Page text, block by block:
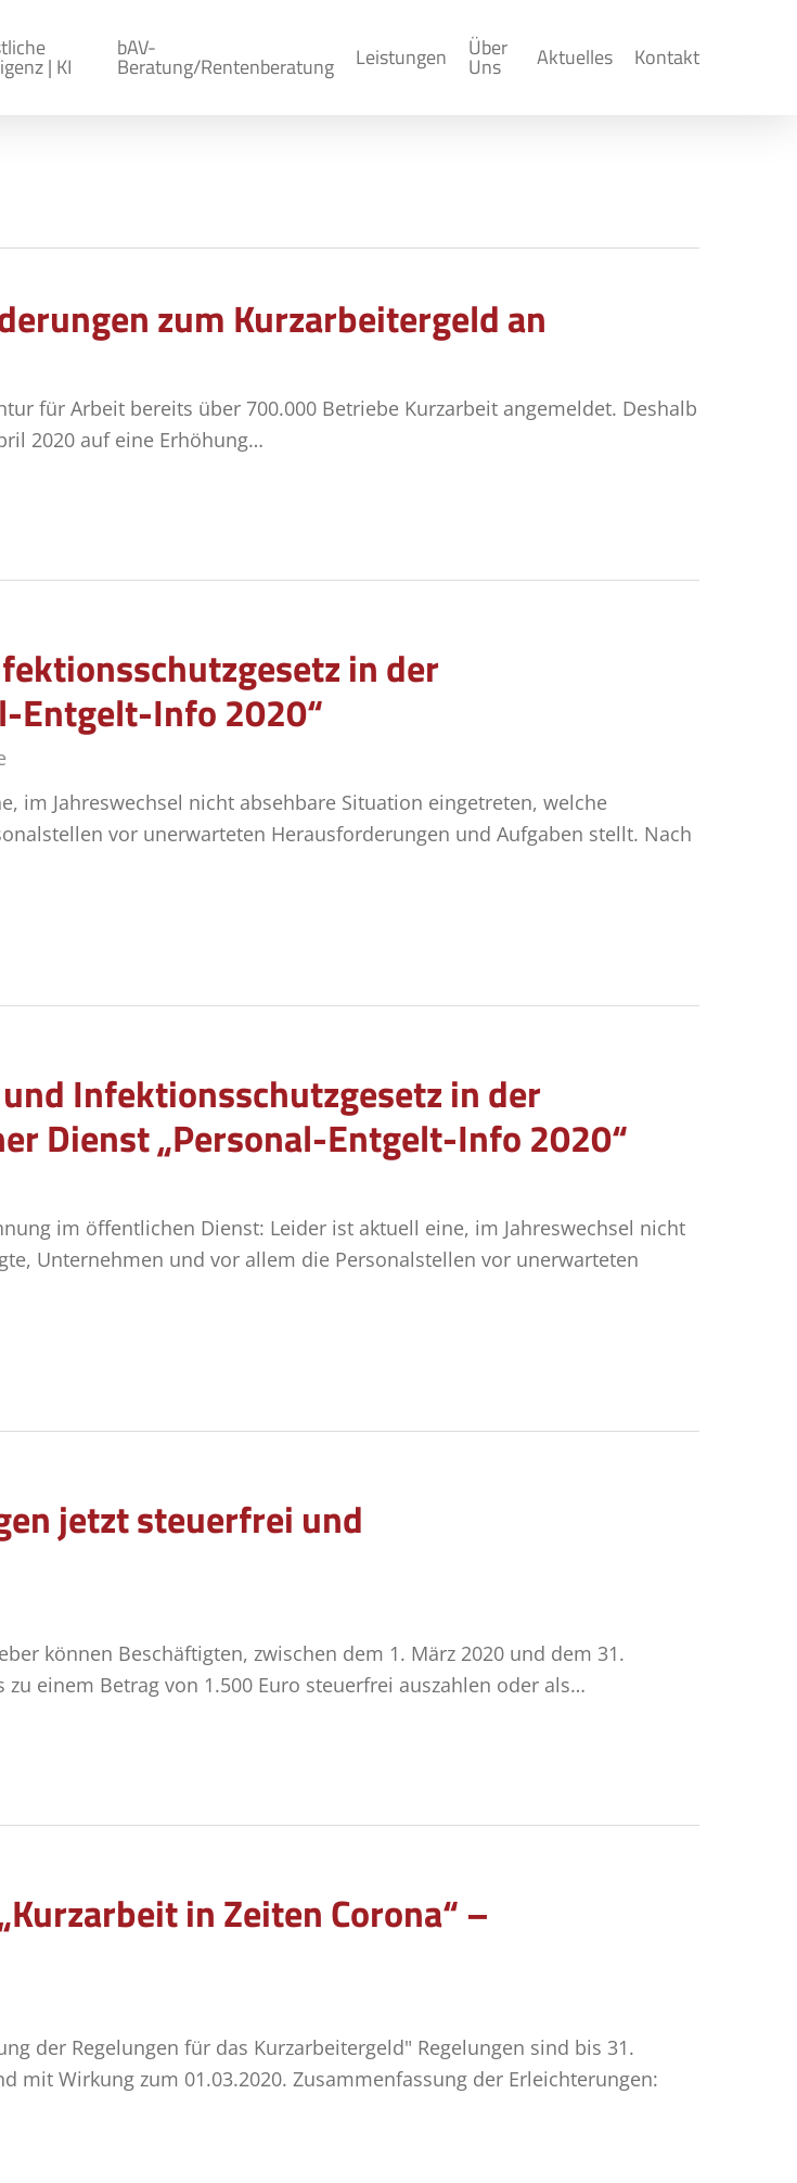
| KI
bAV-
Beratung/Rentenberatung Leistungen Über
Uns Aktuelles Kontakt
zum Kurzarbeitergeld an
für Arbeit bereits über 700.000 Betriebe Kurzarbeit angemeldet. Deshalb
2020 auf eine Erhöhung…
in der
Entgelt-Info 2020“
im Jahreswechsel nicht absehbare Situation eingetreten, welche
vor unerwarteten Herausforderungen und Aufgaben stellt. Nach
Infektionsschutzgesetz in der
Dienst „Personal-Entgelt-Info 2020“
im öffentlichen Dienst: Leider ist aktuell eine, im Jahreswechsel nicht
Unternehmen und vor allem die Personalstellen vor unerwarteten
jetzt steu­er­frei und
können Beschäftigten, zwischen dem 1. März 2020 und dem 31.
einem Betrag von 1.500 Euro steuerfrei auszahlen oder als…
in Zeiten Corona“ –
der Regelungen für das Kurzarbeitergeld" Regelungen sind bis 31.
mit Wirkung zum 01.03.2020. Zusammenfassung der Erleichterungen: